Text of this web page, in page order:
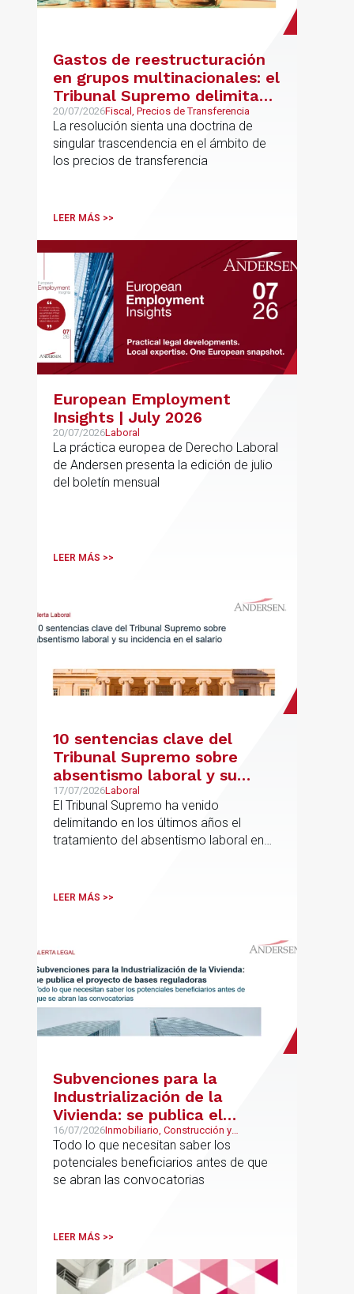
Gastos de reestructuración
en grupos multinacionales: el
Tribunal Supremo delimita
con precisión los límites de la
normativa de precios de
transferencia y fija doctrina
sobre su inaplicabilidad a
20/07/2026Fiscal, Precios de Transferencia
La resolución sienta una doctrina de
singular trascendencia en el ámbito de
los precios de transferencia
LEER MÁS >>
European Employment
Insights | July 2026
20/07/2026Laboral
La práctica europea de Derecho Laboral
de Andersen presenta la edición de julio
del boletín mensual
LEER MÁS >>
10 sentencias clave del
Tribunal Supremo sobre
absentismo laboral y su
incidencia en el salario
17/07/2026Laboral
El Tribunal Supremo ha venido
delimitando en los últimos años el
tratamiento del absentismo laboral en
asistencia, complementos de
LEER MÁS >>
Subvenciones para la
Industrialización de la
Vivienda: se publica el
proyecto de bases
reguladoras
16/07/2026Inmobiliario, Construcción y
Urbanismo
Todo lo que necesitan saber los
potenciales beneficiarios antes de que
se abran las convocatorias
LEER MÁS >>